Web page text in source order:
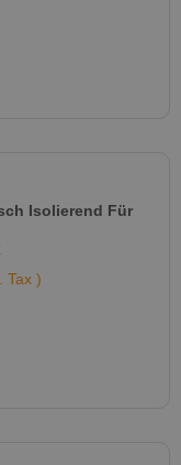
Isolierend Für
Tax )